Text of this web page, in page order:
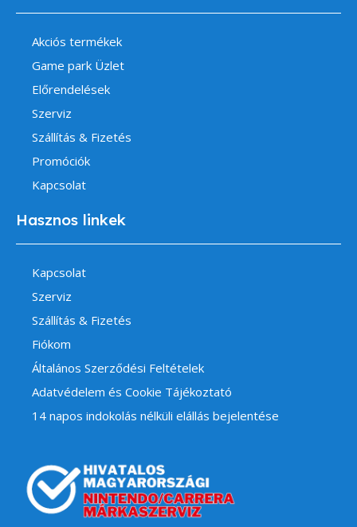
Akciós termékek
Game park Üzlet
Előrendelések
Szerviz
Szállítás & Fizetés
Promóciók
Kapcsolat
Hasznos linkek
Kapcsolat
Szerviz
Szállítás & Fizetés
Fiókom
Általános Szerződési Feltételek
Adatvédelem és Cookie Tájékoztató
14 napos indokolás nélküli elállás bejelentése